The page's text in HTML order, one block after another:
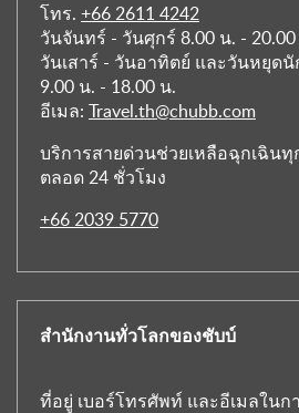
โทร. +66 2611 4242
วันจันทร์ - วันศุกร์ 8.00 น. -
วันเสาร์ - วันอาทิตย์ และวันหยุด
9.00 น. - 18.00 น.
อีเมล: Travel.th@chubb.com
บริการสายด่วนช่วยเหลือฉุกเฉิน
ตลอด 24 ชั่วโมง
+66 2039 5770
สำนักงานทั่วโลกของชับบ์
ที่อยู่ เบอร์โทรศัพท์ และอีเมลใน